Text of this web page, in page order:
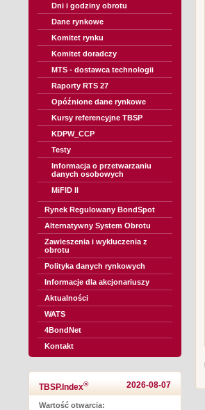
Dni i godziny obrotu
Dane rynkowe
Komitet rynku
Komitet doradczy
MTS - dostawca technologii
Raporty RTS 27
Opóźnione dane rynkowe
Kursy referencyjne TBSP
KDPW_CCP
Testy
Informacja o przetwarzaniu
danych osobowych
MiFID II
Rynek Regulowany BondSpot
Alternatywny System Obrotu
Zawieszenia i wykluczenia z
obrotu
Polityka danych rynkowych
Informacje dla akcjonariuszy
Aktualności
WATS
4BondNet
Kontakt
TBSP.Index® 2026-08-07
Wartość otwarcia: